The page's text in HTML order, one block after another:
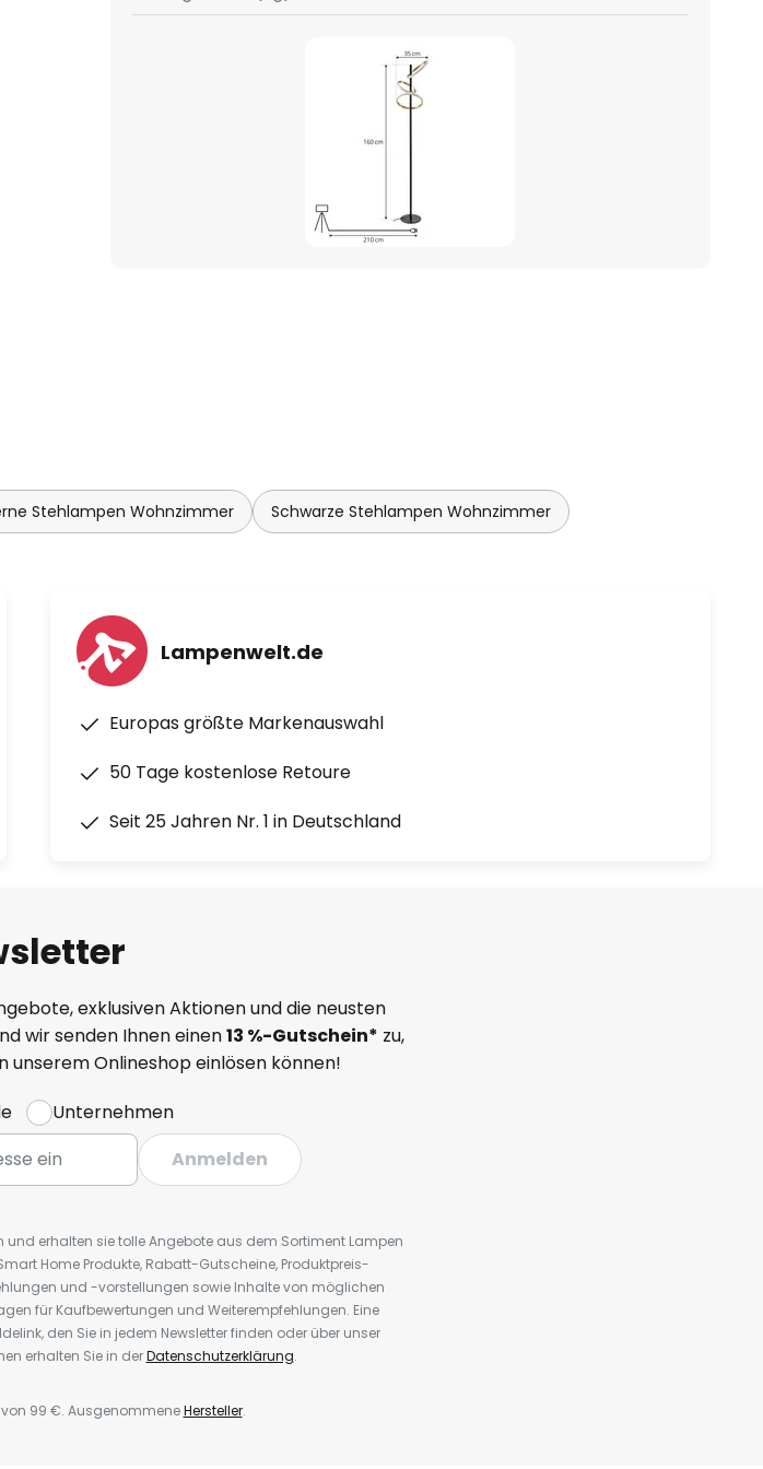
Stehlampen Wohnzimmer Schwarze Stehlampen Wohnzimmer
Lampenwelt.de
Europas größte Markenauswahl
50 Tage kostenlose Retoure
Seit 25 Jahren Nr. 1 in Deutschland
exklusiven Aktionen und die neusten
wir senden Ihnen einen13 %-Gutschein* zu,
unserem Onlineshop einlösen können!
Unternehmen
Anmelden
und erhalten sie tolle Angebote aus dem Sortiment Lampen
Home Produkte, Rabatt-Gutscheine, Produktpreis-
und -vorstellungen sowie Inhalte von möglichen
für Kaufbewertungen und Weiterempfehlungen. Eine
den Sie in jedem Newsletter finden oder über unser
erhalten Sie in derDatenschutzerklärung.
99 €. AusgenommeneHersteller.